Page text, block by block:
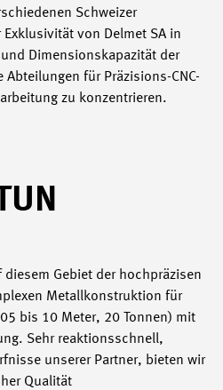
Schweizer
von Delmet SA in
Dimensionskapazität der
für Präzisions-CNC-
zu konzentrieren.
Gebiet der hochpräzisen
Metallkonstruktion für
bis 10 Meter, 20 Tonnen) mit
Sehr reaktionsschnell,
unserer Partner, bieten wir
Qualität